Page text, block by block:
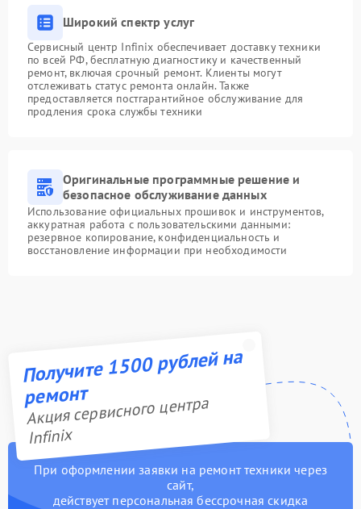
Широкий спектр услуг
Сервисный центр Infinix обеспечивает доставку техники
по всей РФ, бесплатную диагностику и качественный
ремонт, включая срочный ремонт. Клиенты могут
отслеживать статус ремонта онлайн. Также
предоставляется постгарантийное обслуживание для
продления срока службы техники
Оригинальные программные решение и
безопасное обслуживание данных
Использование официальных прошивок и инструментов,
аккуратная работа с пользовательскими данными:
резервное копирование, конфиденциальность и
восстановление информации при необходимости
Получите 1500 рублей на
ремонт
Акция сервисного центра
Infinix
При оформлении заявки на ремонт техники через
сайт,
действует персональная бессрочная скидка